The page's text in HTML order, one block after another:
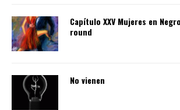
Capítulo XXV Mujeres en
round
No vienen